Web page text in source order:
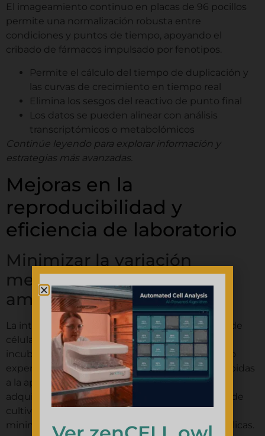
El imageamiento continuo en placas de 96 pocillos
permite una normalización robusta entre
condiciones y puntos de tiempo, apoyando el
cribado de fármacos impulsado por fenotipos.
Permite el cálculo del tiempo de duplicación y
las curvas de crecimiento en tiempo real
Elimina los sesgos del reactivo de punto final
Los datos se pueden alinear con análisis
transcriptómicos o metabolómicos
Continúe leyendo para explorar información y
estrategias más avanzadas.
Mejoras en la
reproducibilidad y
eficiencia de laboratorio
Minimizar la variación
mediante la consistencia
ambiental
La integración de dispositivos de imagenología de
células vivas directamente en entornos de
incubación elimina una fuente principal de ruido
experimental: las fluctuaciones ambientales debidas
a la apertura de puertas y las transferencias. La
adquisición de imágenes sin reubicar las placas de
cultivo celular apoya una mayor consistencia y
minimiza el estrés osmótico y térmico entre réplicas.